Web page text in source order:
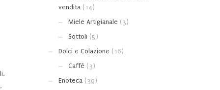
vendita (14)
Miele Artigianale (3)
Sottoli (5)
Dolci e Colazione (16)
Caffè (3)
Enoteca (39)